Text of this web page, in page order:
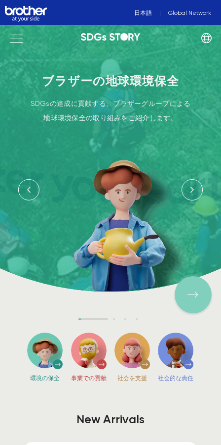
日本語 Global Network
ブラザーの地球環境保全
SDGsの達成に貢献する、ブラザーグループによる
地球環境保全の取り組みをご紹介します。
環境の保全 事業での貢献 社会を支援 社会的な責任
New Arrivals